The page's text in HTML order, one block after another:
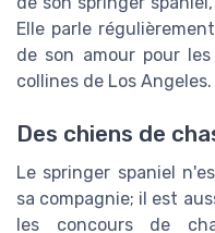
Elle parle
de son amour pour
collines de Los Angeles.
Des chiens de
Le springer spaniel
sa compagnie; il est
les concours de